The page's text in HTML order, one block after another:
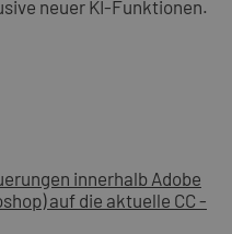
neuer KI-Funktionen.
innerhalb Adobe
auf die aktuelle CC -